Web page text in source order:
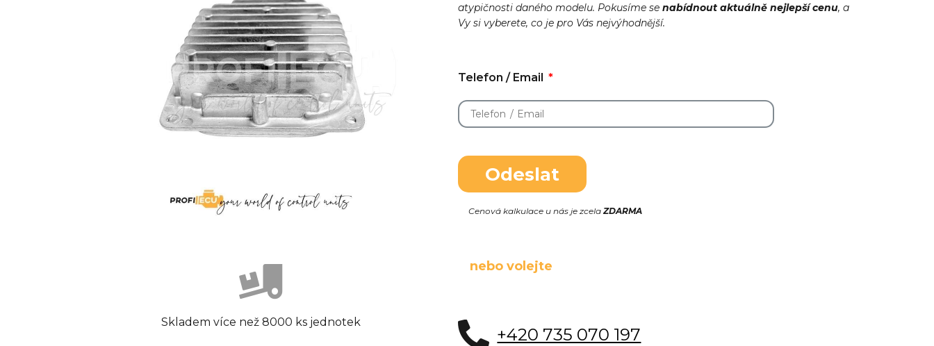
Skladem více než 8000 ks jednotek
atypičnosti daného modelu. Pokusíme senabídnout aktuálně nejlepší cenu, a
Vy si vyberete, co je pro Vás nejvýhodnější.
Telefon / Email
Odeslat
Cenová kalkulace u nás je zcelaZDARMA
nebo volejte
+420 735 070 197